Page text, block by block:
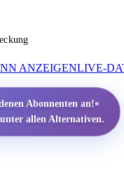
ANZEIGENLIVE-
Abonnenten an!•
allen Alternativen.